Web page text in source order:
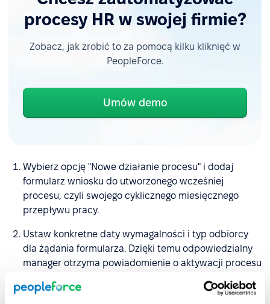
procesy HR w swojej firmie?
Zobacz, jak zrobić to za pomocą kilku kliknięć w
PeopleForce.
Umów demo
Wybierz opcję "Nowe działanie procesu" i dodaj
formularz wniosku do utworzonego wcześniej
procesu, czyli swojego cyklicznego miesięcznego
przepływu pracy.
Ustaw konkretne daty wymagalności i typ odbiorcy
dla żądania formularza. Dzięki temu odpowiedzialny
manager otrzyma powiadomienie o aktywacji procesu
terminu. Gdy żądanie formularza zostanie